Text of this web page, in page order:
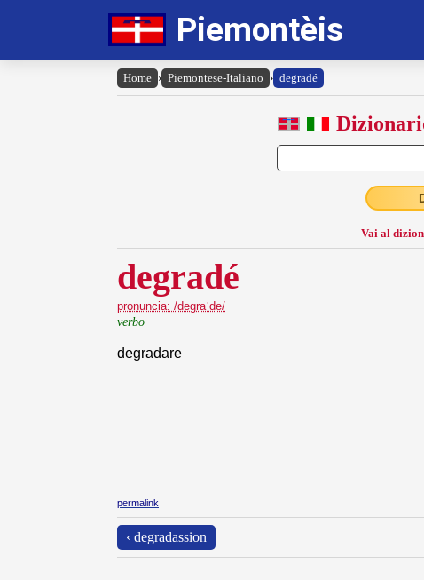
Piemontèis
Home › Piemontese-Italiano › degradé
Vai al
degradé
pronuncia: /degraˈde/
verbo
degradare
permalink
‹ degradassion